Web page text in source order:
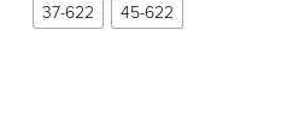
37-622 45-622